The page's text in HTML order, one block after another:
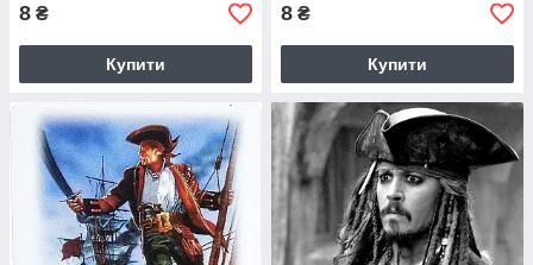
8 ₴
Купити
8 ₴
Купити